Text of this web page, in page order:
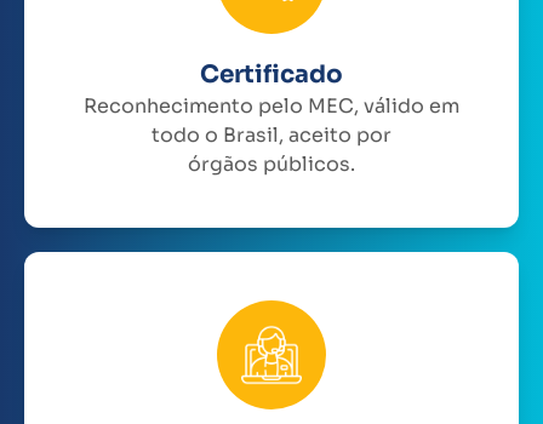
Certificado
Reconhecimento pelo MEC, válido em
todo o Brasil, aceito por
órgãos públicos.